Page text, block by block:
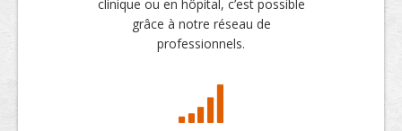
clinique ou en hôpital, c’est possible
grâce à notre réseau de
professionnels.